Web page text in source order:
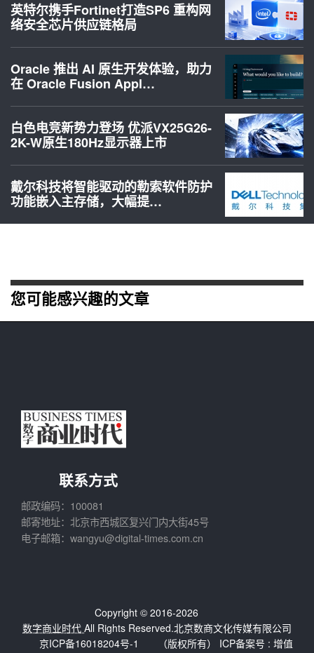
英特尔携手Fortinet打造SP6 重构网
络安全芯片供应链格局
Oracle 推出 AI 原生开发体验，助力
在 Oracle Fusion Appl…
白色电竞新势力登场 优派VX25G26-
2K-W原生180Hz显示器上市
戴尔科技将智能驱动的勒索软件防护
功能嵌入主存储，大幅提…
您可能感兴趣的文章
联系方式
邮政编码：100081
邮寄地址：北京市西城区复兴门内大街45号
电子邮箱：wangyu@digital-times.com.cn
Copyright © 2016-2026
数字商业时代 All Rights Reserved.北京数商文化传媒有限公司
（版权所有） ICP备案号 :
京ICP备16018204号-1
增值